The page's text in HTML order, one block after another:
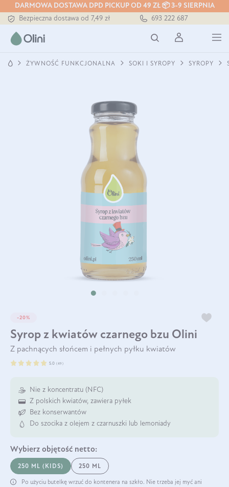
DARMOWA DOSTAWA DPD PICKUP OD 49 ZŁ 📦 3-9 SIERPNIA
Bezpieczna dostawa od 7,49 zł
Darmowa dostawa od 199 zł
Tłoczony zawsze na zimno
693 222 687
ŻYWNOŚĆ FUNKCJONALNA SOKI I SYROPY SYROPY
-20%
Syrop z kwiatów czarnego bzu Olini
Z pachnących słońcem i pełnych pyłku kwiatów
5.0 (49 )
Nie z koncentratu (NFC)
Z polskich kwiatów, zawiera pyłek
Bez konserwantów
Do szocika z olejem z czarnuszki lub lemoniady
Wybierz objętość netto:
250 ML (KIDS) 250 ML
Po użyciu butelkę wrzuć do kontenera na szkło. Nie trzeba jej myć ani